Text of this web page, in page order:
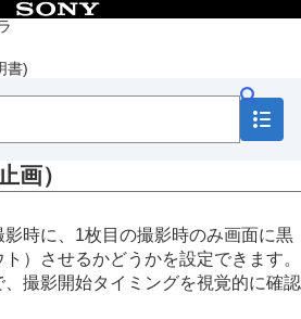
書)
目次
ト）を合わせる
画）
時に、1枚目の撮影時のみ画面に黒
）させるかどうかを設定できます。
撮影開始タイミングを視覚的に確認